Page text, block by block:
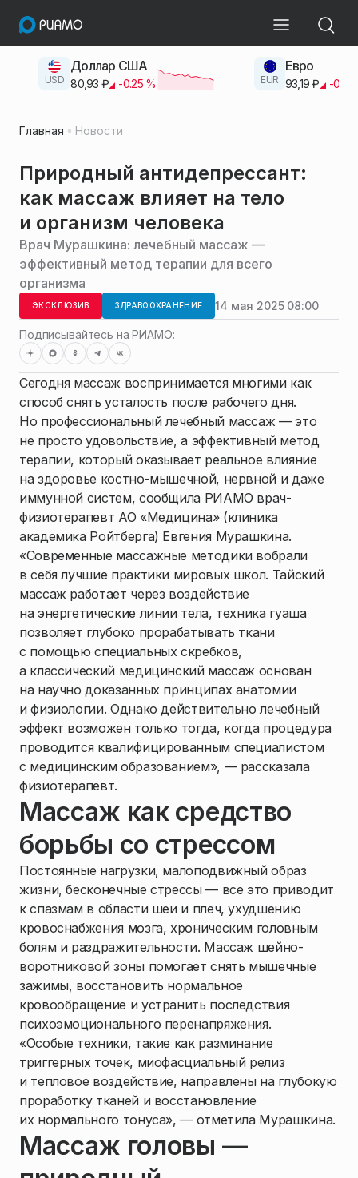
USD
Доллар США
80,93 ₽ -0.25% EUR
Евро
93,19 ₽ -0.42
Главная Новости
Природный антидепрессант:
как массаж влияет на тело
и организм человека
Врач Мурашкина: лечебный массаж —
эффективный метод терапии для всего
организма
ЭКСКЛЮЗИВ ЗДРАВООХРАНЕНИЕ 14 мая 2025 08:00
Подписывайтесь на РИАМО:
Сегодня массаж воспринимается многими как
способ снять усталость после рабочего дня.
Но профессиональный лечебный массаж — это
не просто удовольствие, а эффективный метод
терапии, который оказывает реальное влияние
на здоровье костно-мышечной, нервной и даже
иммунной систем, сообщила РИАМО врач-
физиотерапевт АО «Медицина» (клиника
академика Ройтберга) Евгения Мурашкина.
«Современные массажные методики вобрали
в себя лучшие практики мировых школ. Тайский
массаж работает через воздействие
на энергетические линии тела, техника гуаша
позволяет глубоко прорабатывать ткани
с помощью специальных скребков,
а классический медицинский массаж основан
на научно доказанных принципах анатомии
и физиологии. Однако действительно лечебный
эффект возможен только тогда, когда процедура
проводится квалифицированным специалистом
с медицинским образованием», — рассказала
физиотерапевт.
Массаж как средство
борьбы со стрессом
Постоянные нагрузки, малоподвижный образ
жизни, бесконечные стрессы — все это приводит
к спазмам в области шеи и плеч, ухудшению
кровоснабжения мозга, хроническим головным
болям и раздражительности. Массаж шейно-
воротниковой зоны помогает снять мышечные
зажимы, восстановить нормальное
кровообращение и устранить последствия
психоэмоционального перенапряжения.
«Особые техники, такие как разминание
триггерных точек, миофасциальный релиз
и тепловое воздействие, направлены на глубокую
проработку тканей и восстановление
их нормального тонуса», — отметила Мурашкина.
Массаж головы —